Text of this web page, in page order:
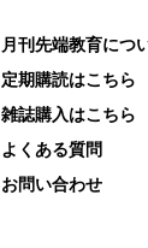
月刊先端教育につ
定期購読はこちら
雑誌購入はこちら
よくある質問
お問い合わせ